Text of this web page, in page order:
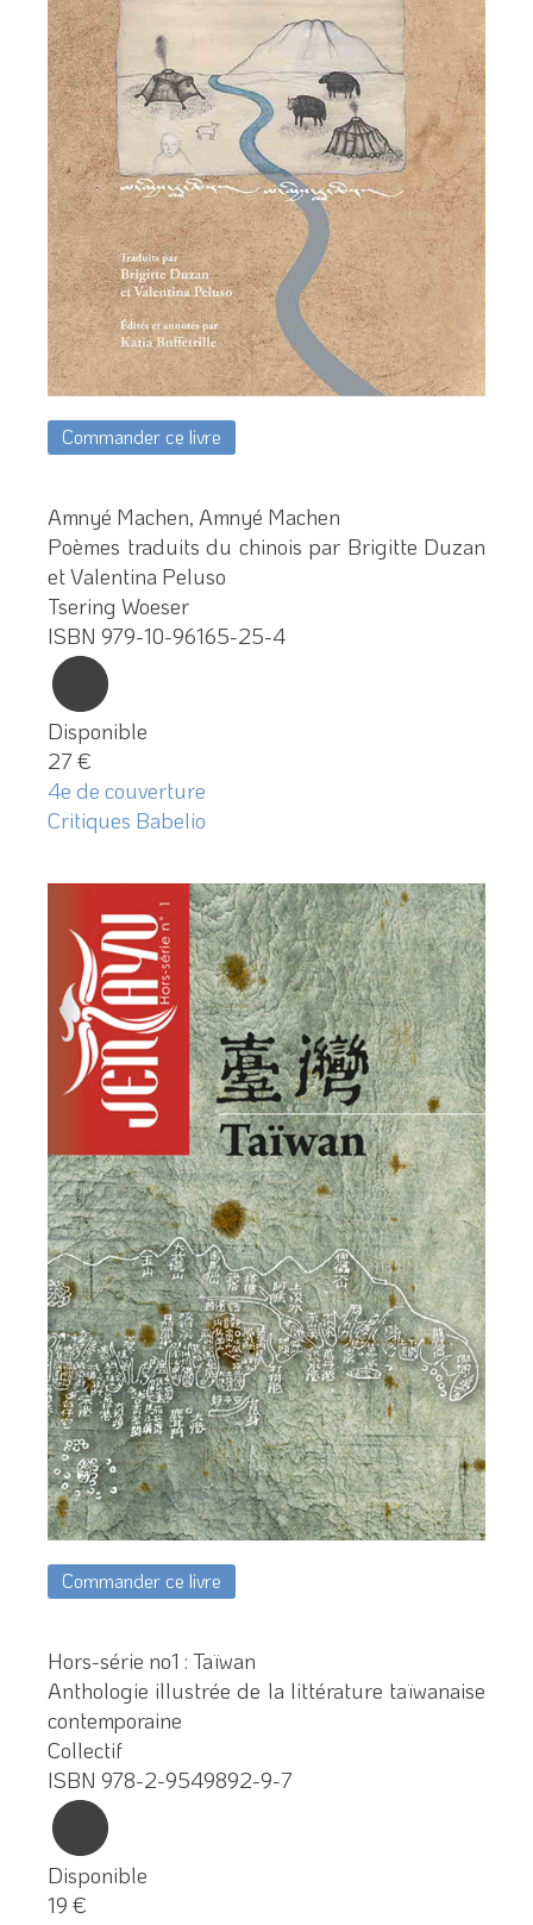
Commander ce livre
Amnyé Machen, Amnyé Machen
Poèmes traduits du chinois par Brigitte Duzan
et Valentina Peluso
Tsering Woeser
ISBN 979-10-96165-25-4
Disponible
27 €
4e de couverture
Critiques Babelio
Commander ce livre
Hors-série no1 : Taïwan
Anthologie illustrée de la littérature taïwanaise
contemporaine
Collectif
ISBN 978-2-9549892-9-7
Disponible
19 €